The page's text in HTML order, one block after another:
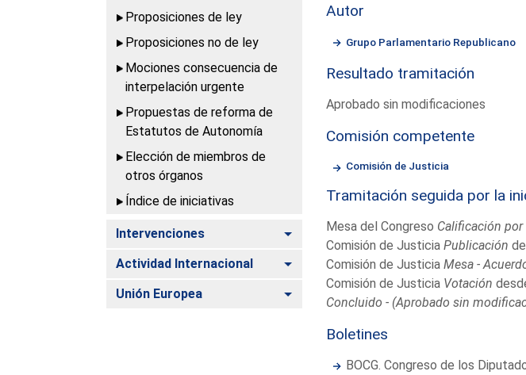
Proposiciones de ley
Proposiciones no de ley
Mociones consecuencia de
interpelación urgente
Propuestas de reforma de
Estatutos de Autonomía
Elección de miembros de
otros órganos
Índice de iniciativas
Intervenciones Alternar
Actividad Internacional Alternar
Unión Europea Alternar
Autor
Grupo Parlamentario Republicano
Resultado tramitación
Aprobado sin modificaciones
Comisión competente
Comisión de Justicia
Tramitación seguida por la
Mesa del Congreso Calificación
Comisión de Justicia Publicación
Comisión de Justicia Mesa -
Comisión de Justicia Votación
Concluido - (Aprobado sin
Boletines
BOCG. Congreso de los